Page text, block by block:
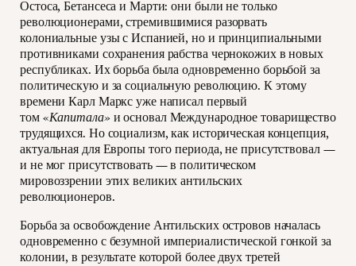
Остоса, Бетансеса и Марти: они были не только
революционерами, стремившимися разорвать
колониальные узы с Испанией, но и принципиальными
противниками сохранения рабства чернокожих в новых
республиках. Их борьба была одновременно борьбой за
политическую и за социальную революцию. К этому
времени Карл Маркс уже написал первый
том «Капитала» и основал Международное товарищество
трудящихся. Но социализм, как историческая концепция,
актуальная для Европы того периода, не присутствовал —
и не мог присутствовать — в политическом
мировоззрении этих великих антильских
революционеров.
Борьба за освобождение Антильских островов началась
одновременно с безумной империалистической гонкой за
колонии, в результате которой более двух третей